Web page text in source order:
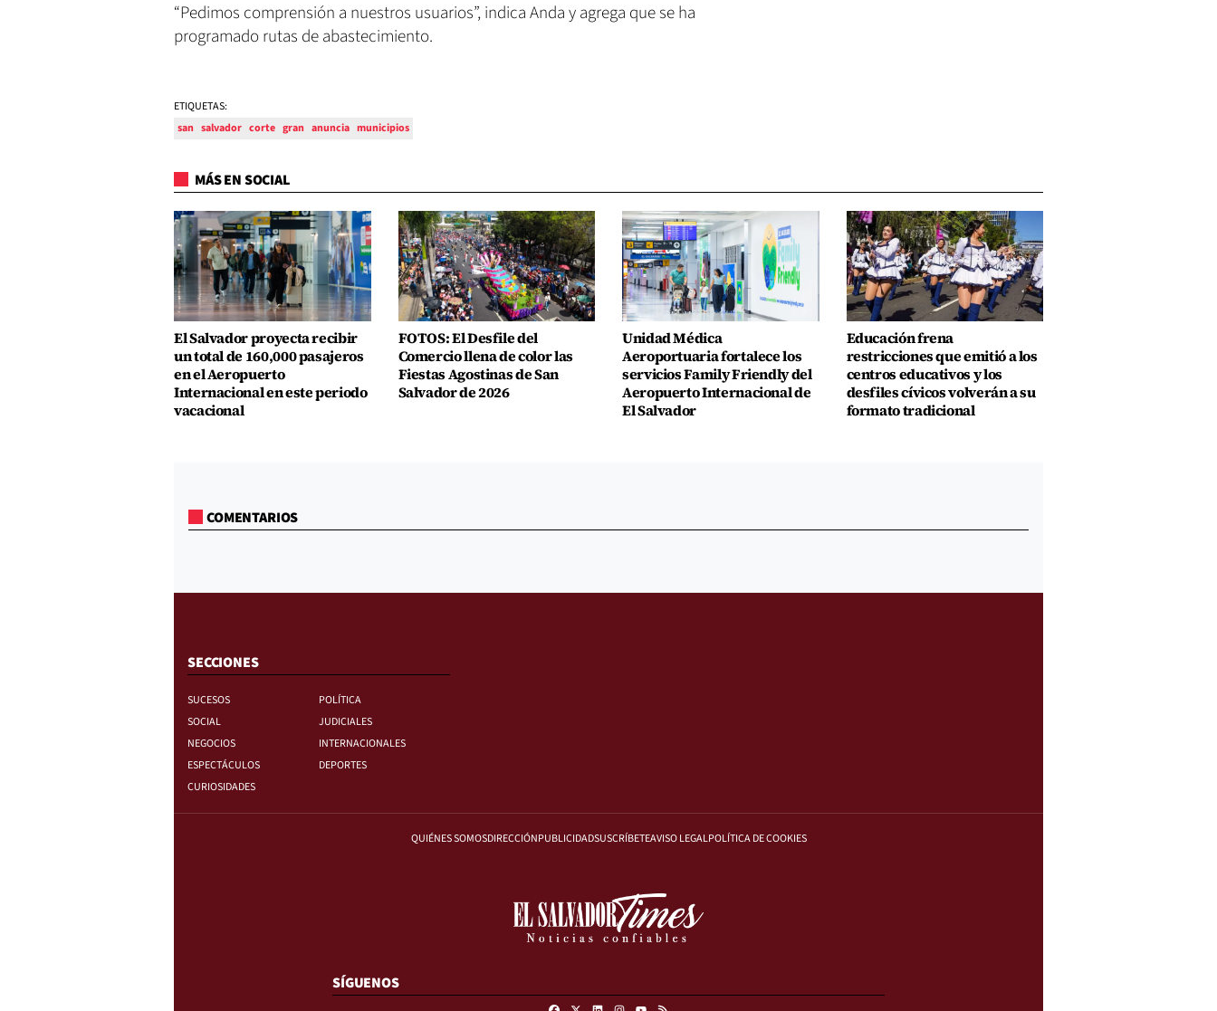
“Pedimos comprensión a nuestros usuarios”, indica Anda y agrega que se ha
programado rutas de abastecimiento.
ETIQUETAS:
san salvador corte gran anuncia municipios
MÁS EN SOCIAL
El Salvador proyecta recibir
un total de 160,000 pasajeros
en el Aeropuerto
Internacional en este periodo
vacacional
FOTOS: El Desfile del
Comercio llena de color las
Fiestas Agostinas de San
Salvador de 2026
Unidad Médica
Aeroportuaria fortalece los
servicios Family Friendly del
Aeropuerto Internacional de
El Salvador
Educación frena
restricciones que emitió a los
centros educativos y los
desfiles cívicos volverán a su
formato tradicional
COMENTARIOS
SECCIONES
SUCESOS
POLÍTICA
SOCIAL
JUDICIALES
NEGOCIOS
INTERNACIONALES
ESPECTÁCULOS
DEPORTES
CURIOSIDADES
QUIÉNES SOMOSDIRECCIÓNPUBLICIDADSUSCRÍBETEAVISO LEGALPOLÍTICA DE COOKIES
SÍGUENOS